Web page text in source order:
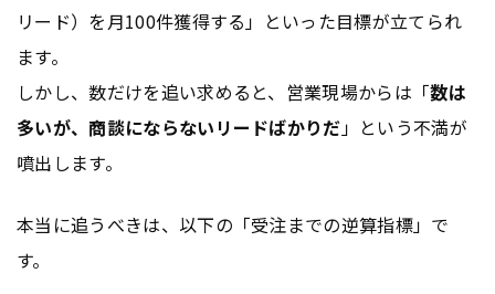
リード）を月100件獲得する」といった目標が立てられ
ます。
しかし、数だけを追い求めると、営業現場からは「数は
多いが、商談にならないリードばかりだ 」という不満が
噴出します。
本当に追うべきは、以下の「受注までの逆算指標」で
す。